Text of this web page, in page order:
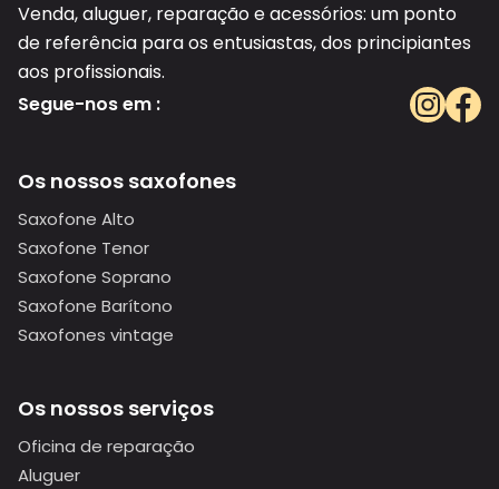
Venda, aluguer, reparação e acessórios: um ponto
de referência para os entusiastas, dos principiantes
aos profissionais.
Segue-nos em :
Os nossos saxofones
Saxofone Alto
Saxofone Tenor
Saxofone Soprano
Saxofone Barítono
Saxofones vintage
Os nossos serviços
Oficina de reparação
Aluguer